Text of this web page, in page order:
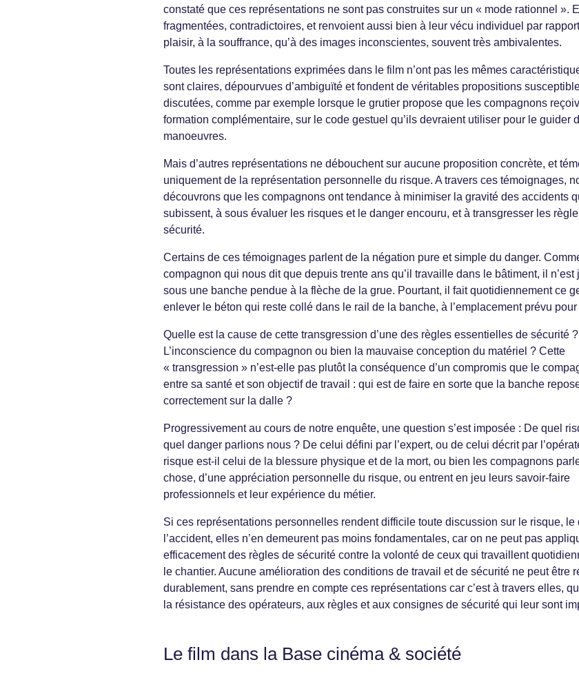
constaté que ces représentations ne sont pas construites sur un « mode rationnel ».
fragmentées, contradictoires, et renvoient aussi bien à leur vécu individuel par
plaisir, à la souffrance, qu’à des images inconscientes, souvent très ambivalentes.
Toutes les représentations exprimées dans le film n’ont pas les mêmes
sont claires, dépourvues d’ambiguïté et fondent de véritables propositions
discutées, comme par exemple lorsque le grutier propose que les compagnons
formation complémentaire, sur le code gestuel qu’ils devraient utiliser pour le guider
manoeuvres.
Mais d’autres représentations ne débouchent sur aucune proposition concrète, et
uniquement de la représentation personnelle du risque. A travers ces témoignages,
découvrons que les compagnons ont tendance à minimiser la gravité des accidents
subissent, à sous évaluer les risques et le danger encouru, et à transgresser les
sécurité.
Certains de ces témoignages parlent de la négation pure et simple du danger.
compagnon qui nous dit que depuis trente ans qu’il travaille dans le bâtiment, il n’est
sous une banche pendue à la flèche de la grue. Pourtant, il fait quotidiennement ce
enlever le béton qui reste collé dans le rail de la banche, à l’emplacement prévu
Quelle est la cause de cette transgression d’une des règles essentielles de sécurité ?
L’inconscience du compagnon ou bien la mauvaise conception du matériel ? Cette
« transgression » n’est-elle pas plutôt la conséquence d’un compromis que le
entre sa santé et son objectif de travail : qui est de faire en sorte que la banche
correctement sur la dalle ?
Progressivement au cours de notre enquête, une question s’est imposée : De quel
quel danger parlions nous ? De celui défini par l’expert, ou de celui décrit par
risque est-il celui de la blessure physique et de la mort, ou bien les compagnons
chose, d’une appréciation personnelle du risque, ou entrent en jeu leurs savoir-faire
professionnels et leur expérience du métier.
Si ces représentations personnelles rendent difficile toute discussion sur le risque, le
l’accident, elles n’en demeurent pas moins fondamentales, car on ne peut pas
efficacement des règles de sécurité contre la volonté de ceux qui travaillent
le chantier. Aucune amélioration des conditions de travail et de sécurité ne peut être
durablement, sans prendre en compte ces représentations car c’est à travers elles,
la résistance des opérateurs, aux règles et aux consignes de sécurité qui leur sont
Le film dans la Base cinéma & société